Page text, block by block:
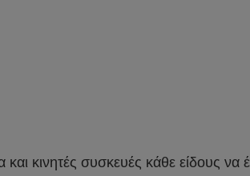
κινητές συσκευές κάθε είδους να